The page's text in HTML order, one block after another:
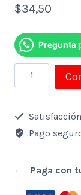
$34,50
Pregunta
Pistola
Masajeadora
con
Mango
Extensión
Recargable
Pago
Paga con